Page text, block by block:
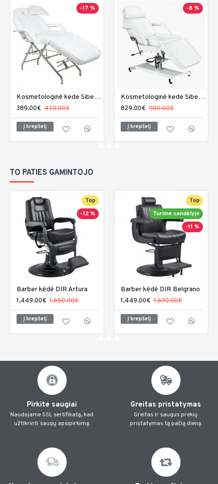
-17 %
Kosmetologinė kede Sibel Angelica
389.00€ 470.00€
Į krepšelį
-8 %
Kosmetologinė kede Sibel Laura
829.00€ 900.00€
Į krepšelį
TO PATIES GAMINTOJO
Top
-12 %
Barber kėdė DIR Artura
1,449.00€ 1,650.00€
Į krepšelį
Top
Turime sandėlyje
-11 %
Barber kėdė DIR Belgrano
1,449.00€ 1,630.00€
Į krepšelį
Pirkite saugiai
Naudojame SSL sertifikatą, kad
užtikrinti saugų apsipirkimą.
Greitas pristatymas
Greitas ir saugus prekių
pristatymas tą pačią dieną.